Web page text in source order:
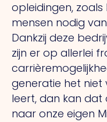
opleidingen, zoals
mensen nodig
Dankzij deze
zijn er op allerlei
generatie het niet
leert, dan kan dat
naar onze eigen